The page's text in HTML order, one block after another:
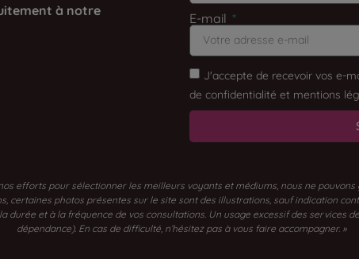
à notre
E-mail
J'accepte de recevoir vos e-
de confidentialité et mentions
efforts pour sélectionner les meilleurs voyants et médiums, nous ne
certaines photos présentes sur le site sont des illustrations, sauf indication
durée et à la fréquence de vos consultations. Un usage excessif des services
dépendance). En cas de difficulté, n’hésitez pas à vous faire accompagner. »